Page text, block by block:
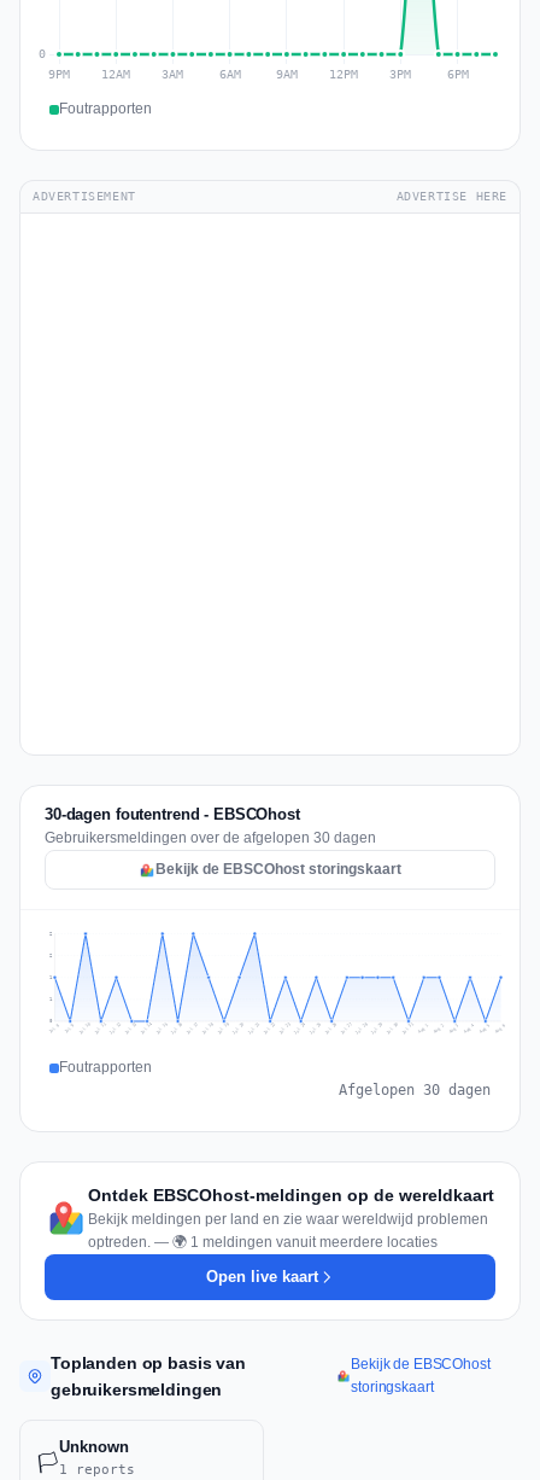
Foutrapporten
ADVERTISEMENT ADVERTISE HERE
30-dagen foutentrend - EBSCOhost
Gebruikersmeldingen over de afgelopen 30 dagen
Bekijk de EBSCOhost storingskaart
1
1
2
2
Jul 8 Jul 9 Jul 10 Jul 11 Jul 12 Jul 13 Jul 14 Jul 15 Jul 16 Jul 17 Jul 18 Jul 19 Jul 20 Jul 21 Jul 22 Jul 23 Jul 24 Jul 25 Jul 26 Jul 27 Jul 28 Jul 29 Jul 30 Jul 31 Aug 1 Aug 2 Aug 3 Aug 4 Aug 5 Aug 6
Foutrapporten
Afgelopen 30 dagen
Ontdek EBSCOhost-meldingen op de wereldkaart
Bekijk meldingen per land en zie waar wereldwijd problemen
optreden. — 🌍 1 meldingen vanuit meerdere locaties
Open live kaart
Toplanden op basis van
gebruikersmeldingen
Bekijk de EBSCOhost
storingskaart
🏳️
Unknown
1 reports